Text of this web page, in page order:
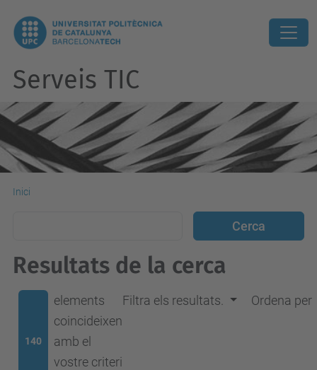
Serveis TIC
Inici
Resultats de la cerca
140
elements
coincideixen
amb el
vostre criteri
Filtra els resultats. Ordena per